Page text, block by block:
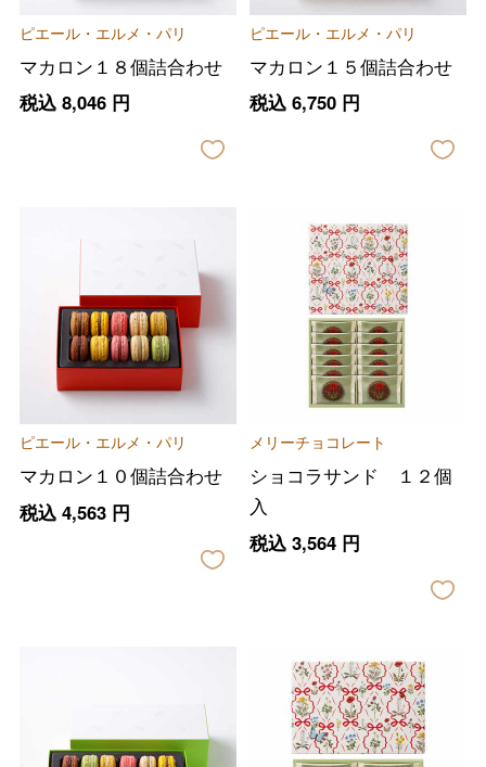
ピエール・エルメ・パリ
マカロン１８個詰合わせ
税込 8,046円
ピエール・エルメ・パリ
マカロン１５個詰合わせ
税込 6,750円
ピエール・エルメ・パリ
マカロン１０個詰合わせ
税込 4,563円
メリーチョコレート
ショコラサンド １２個
入
税込 3,564円